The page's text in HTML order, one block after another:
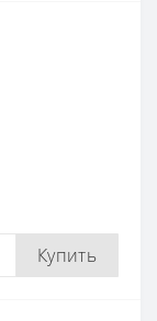
Купить